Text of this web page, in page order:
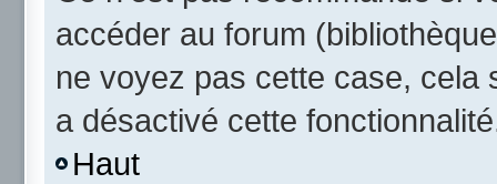
accéder au forum
ne voyez pas cette case, cela
a désactivé cette
Haut